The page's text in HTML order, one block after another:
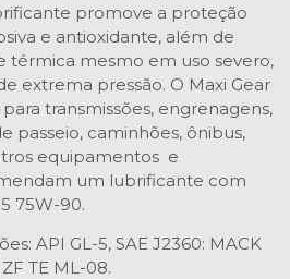
promove a proteção
e antioxidante, além de
térmica mesmo em uso severo,
extrema pressão. O Maxi Gear
transmissões, engrenagens,
passeio, caminhões, ônibus,
equipamentos e
um lubrificante com
75W-90.
API GL-5, SAE J2360: MACK
TE ML-08.